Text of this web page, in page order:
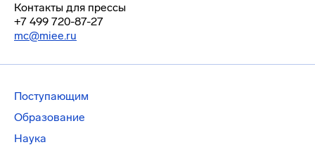
Контакты для прессы
+7 499 720-87-27
mc@miee.ru
Поступающим
Образование
Наука